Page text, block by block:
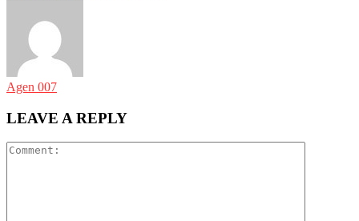
Agen 007
LEAVE A REPLY